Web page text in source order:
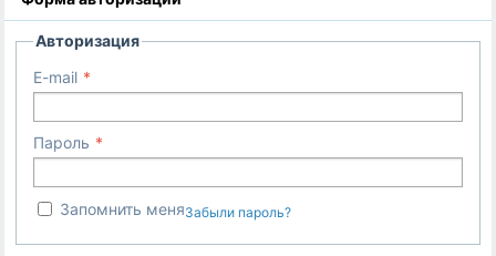
Авторизация
E-mail
Пароль
Запомнить меняЗабыли пароль?